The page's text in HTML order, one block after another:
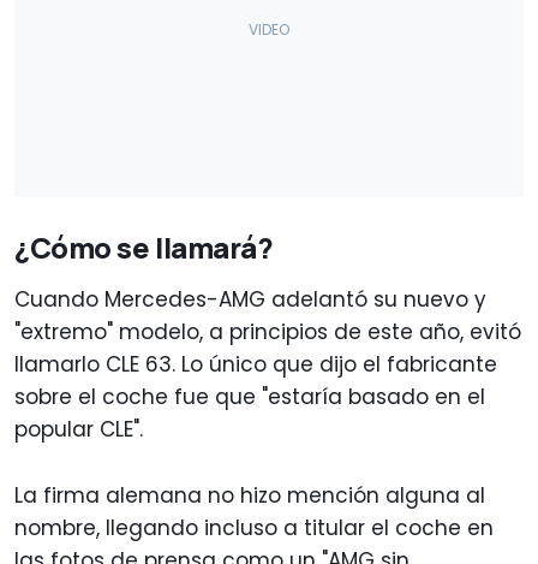
¿Cómo se llamará?
Cuando Mercedes-AMG adelantó su nuevo y
"extremo" modelo, a principios de este año, evitó
llamarlo CLE 63. Lo único que dijo el fabricante
sobre el coche fue que "estaría basado en el
popular CLE".
La firma alemana no hizo mención alguna al
nombre, llegando incluso a titular el coche en